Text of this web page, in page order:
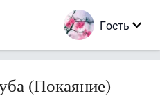
Гость
(Покаяние)